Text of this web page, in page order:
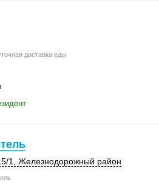
доставка еды
1 , Железнодорожный район